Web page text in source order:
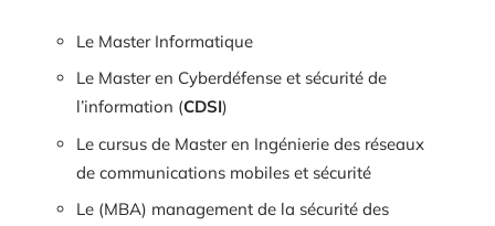
Le Master Informatique
Le Master en Cyberdéfense et sécurité de
l’information (CDSI)
Le cursus de Master en Ingénierie des réseaux
de communications mobiles et sécurité
Le (MBA) management de la sécurité des